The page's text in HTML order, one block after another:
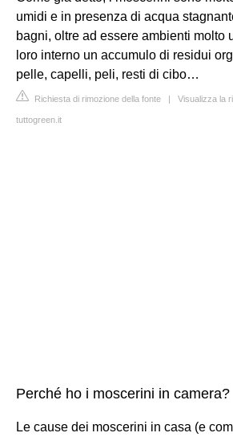
umidi e in presenza di acqua
bagni, oltre ad essere ambienti molto
loro interno un accumulo di residui
pelle, capelli, peli, resti di cibo…
Richiesta di rimozione della fonte | Visualizza la
tuttogreen.it
Perché ho i moscerini in camera?
Le cause dei moscerini in casa (e